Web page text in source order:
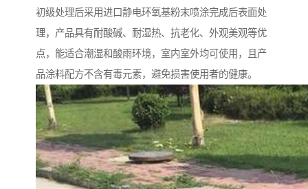
初级处理后采用进口静电环氧基粉末喷涂完成后表面处
理，产品具有耐酸碱、耐湿热、抗老化、外观美观等优
点，能适合潮湿和酸雨环境，室内室外均可使用，且产
品涂料配方不含有毒元素，避免损害使用者的健康。